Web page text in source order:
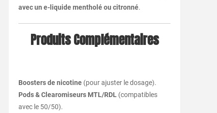
avec un e-liquide mentholé ou citronné.
Produits Complémentaires
Boosters de nicotine(pour ajuster le dosage).
Pods & Clearomiseurs MTL/RDL(compatibles
avec le 50/50).